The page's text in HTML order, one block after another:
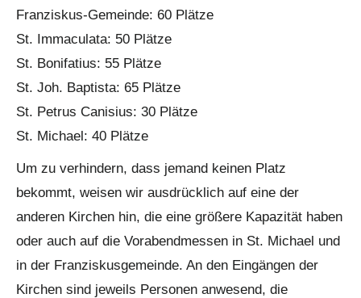
Franziskus-Gemeinde: 60 Plätze
St. Immaculata: 50 Plätze
St. Bonifatius: 55 Plätze
St. Joh. Baptista: 65 Plätze
St. Petrus Canisius: 30 Plätze
St. Michael: 40 Plätze
Um zu verhindern, dass jemand keinen Platz
bekommt, weisen wir ausdrücklich auf eine der
anderen Kirchen hin, die eine größere Kapazität haben
oder auch auf die Vorabendmessen in St. Michael und
in der Franziskusgemeinde. An den Eingängen der
Kirchen sind jeweils Personen anwesend, die